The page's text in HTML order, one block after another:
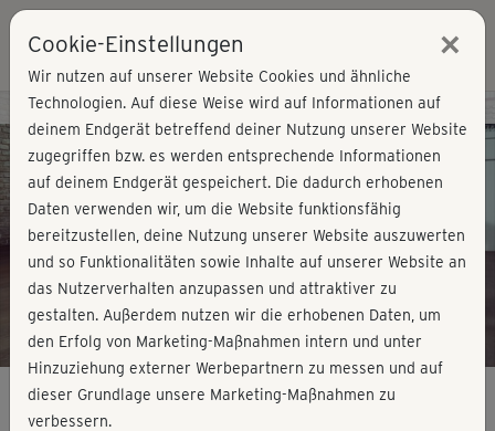
Play
Video
Kursvorschau - Jetzt mitmachen!
Cookie-Einstellungen ×
Wir nutzen auf unserer Website Cookies und ähnliche
Technologien. Auf diese Weise wird auf Informationen auf
deinem Endgerät betreffend deiner Nutzung unserer Website
zugegriffen bzw. es werden entsprechende Informationen
auf deinem Endgerät gespeichert. Die dadurch erhobenen
Daten verwenden wir, um die Website funktionsfähig
bereitzustellen, deine Nutzung unserer Website auszuwerten
und so Funktionalitäten sowie Inhalte auf unserer Website an
das Nutzerverhalten anzupassen und attraktiver zu
gestalten. Außerdem nutzen wir die erhobenen Daten, um
den Erfolg von Marketing-Maßnahmen intern und unter
Hinzuziehung externer Werbepartnern zu messen und auf
dieser Grundlage unsere Marketing-Maßnahmen zu
verbessern.